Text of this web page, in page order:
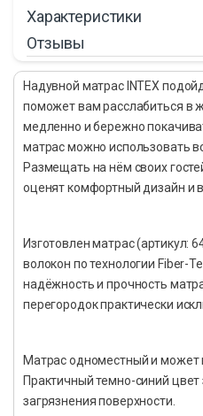
Характеристики
Отзывы
Надувной матрас INTEX
поможет вам расслабиться в
медленно и бережно
матрас можно использовать
Размещать на нём своих
оценят комфортный дизайн и
Изготовлен матрас (артикул:
волокон по технологии Fiber-
надёжность и прочность
перегородок практически
Матрас одноместный и может
Практичный темно-синий
загрязнения поверхности.